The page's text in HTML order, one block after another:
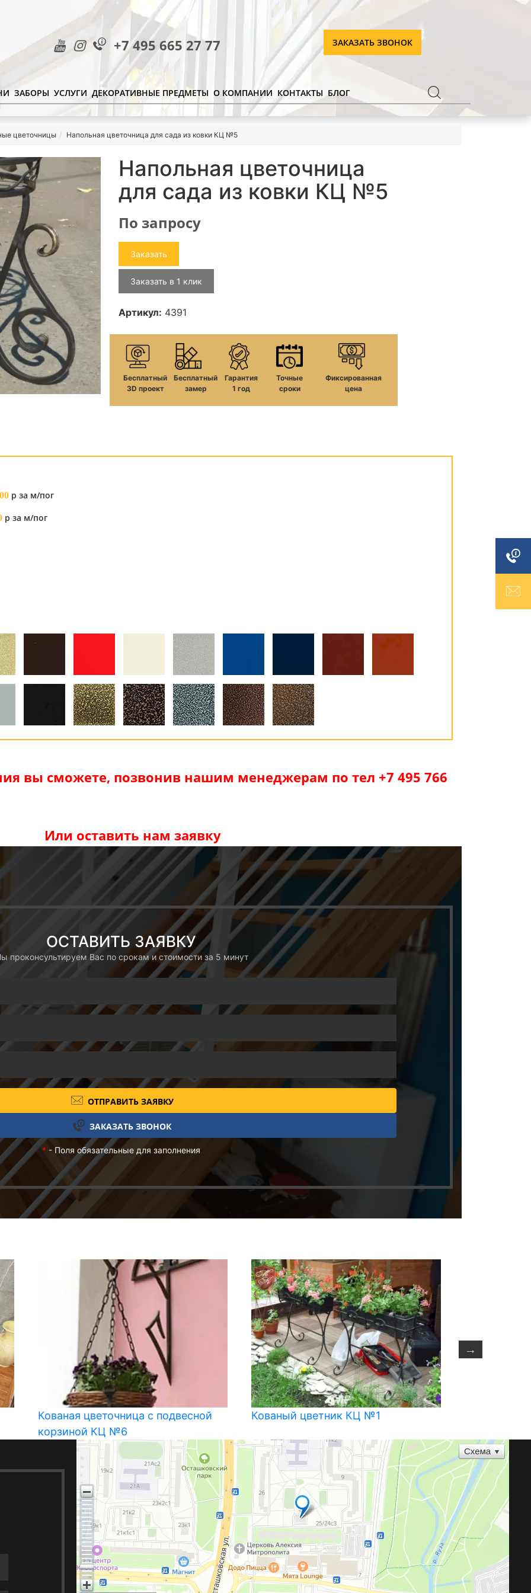
+7 495 665 27 77 ЗАКАЗАТЬ ЗВОНОК
ЗАБОРЫ УСЛУГИ ДЕКОРАТИВНЫЕ ПРЕДМЕТЫ О КОМПАНИИ КОНТАКТЫ БЛОГ
цветочницы Напольная цветочница для сада из ковки КЦ №5
Напольная цветочница
для сада из ковки КЦ №5
По запросу
Заказать
Заказать в 1 клик
Артикул: 4391
Бесплатный
3D проект
Бесплатный
замер
Гарантия
1 год
Точные
сроки
Фиксированная
цена
р за м/пог
р за м/пог
вы сможете, позвонив нашим менеджерам по тел +7 495 766
Или оставить нам заявку
ОСТАВИТЬ ЗАЯВКУ
проконсультируем Вас по срокам и стоимости за 5 минут
ОТПРАВИТЬ ЗАЯВКУ
ЗАКАЗАТЬ ЗВОНОК
* - Поля обязательные для заполнения
Кованая цветочница с подвесной
корзиной КЦ №6
Кованый цветник КЦ №1